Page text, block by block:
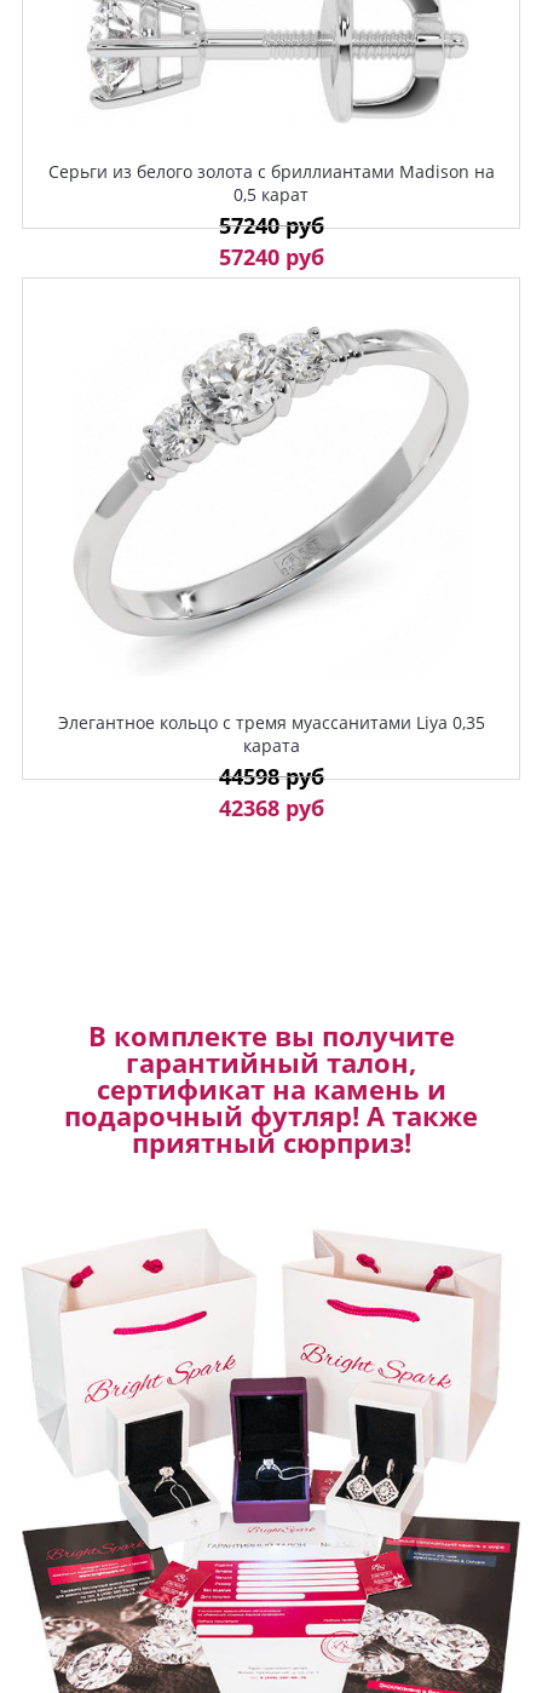
Серьги из белого золота с бриллиантами Madison на
0,5 карат
57240 руб
57240 руб
Элегантное кольцо с тремя муассанитами Liya 0,35
карата
44598 руб
42368 руб
В комплекте вы получите
гарантийный талон,
сертификат на камень и
подарочный футляр! А также
приятный сюрприз!